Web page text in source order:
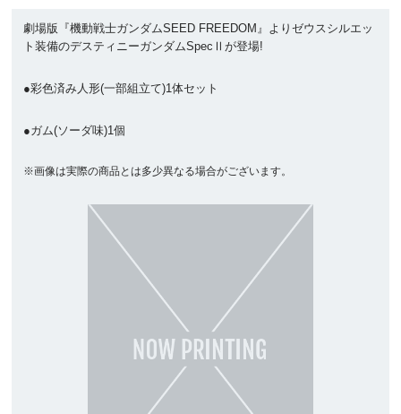
劇場版『機動戦士ガンダムSEED FREEDOM』よりゼウスシルエッ
ト装備のデスティニーガンダムSpecⅡが登場!
●彩色済み人形(一部組立て)1体セット
●ガム(ソーダ味)1個
※画像は実際の商品とは多少異なる場合がございます。